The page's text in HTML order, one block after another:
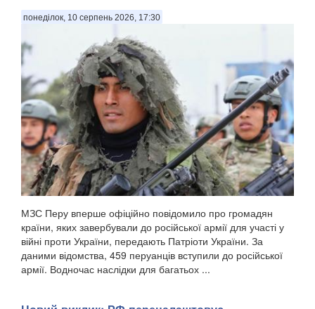
понеділок, 10 серпень 2026, 17:30
МЗС Перу вперше офіційно повідомило про громадян
країни, яких завербували до російської армії для участі у
війні проти України, передають Патріоти України. За
даними відомства, 459 перуанців вступили до російської
армії. Водночас наслідки для багатьох ...